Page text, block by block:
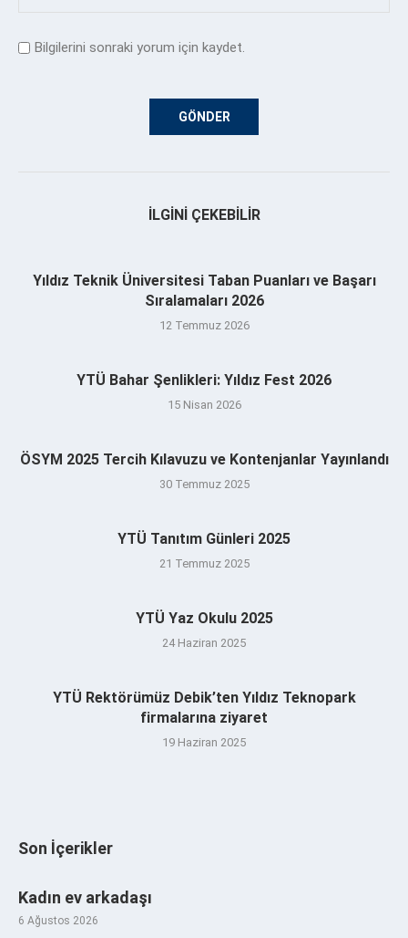
Bilgilerini sonraki yorum için kaydet.
İLGINI ÇEKEBILIR
Yıldız Teknik Üniversitesi Taban Puanları ve Başarı
Sıralamaları 2026
12 Temmuz 2026
YTÜ Bahar Şenlikleri: Yıldız Fest 2026
15 Nisan 2026
ÖSYM 2025 Tercih Kılavuzu ve Kontenjanlar Yayınlandı
30 Temmuz 2025
YTÜ Tanıtım Günleri 2025
21 Temmuz 2025
YTÜ Yaz Okulu 2025
24 Haziran 2025
YTÜ Rektörümüz Debik’ten Yıldız Teknopark
firmalarına ziyaret
19 Haziran 2025
Son İçerikler
Kadın ev arkadaşı
6 Ağustos 2026